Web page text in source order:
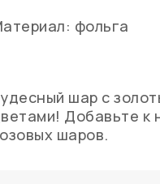
фольга
шар с
Добавьте к
шаров.